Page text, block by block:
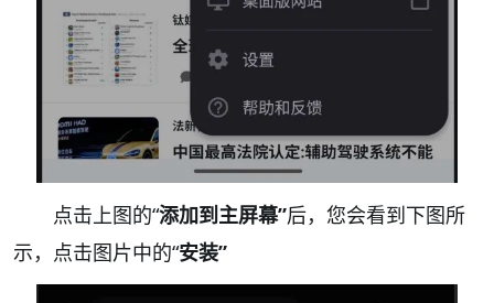
点击上图的“添加到主屏幕”后，您会看到下图所
示，点击图片中的“安装”